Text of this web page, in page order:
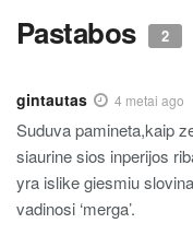
Pastabos 2
gintautas 4 metai ago
Suduva pamineta,kaip
siaurine sios inperijos
yra islike giesmiu
vadinosi ‘merga’.